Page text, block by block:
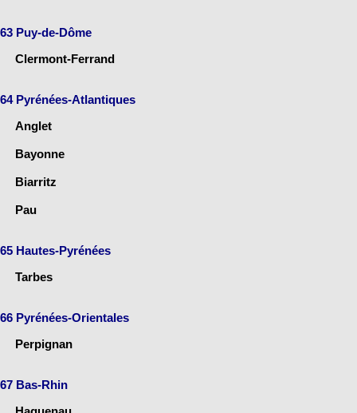
63 Puy-de-Dôme
Clermont-Ferrand
64 Pyrénées-Atlantiques
Anglet
Bayonne
Biarritz
Pau
65 Hautes-Pyrénées
Tarbes
66 Pyrénées-Orientales
Perpignan
67 Bas-Rhin